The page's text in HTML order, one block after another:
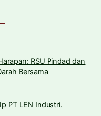
RSU Pindad dan
Bersama
PT LEN Industri.